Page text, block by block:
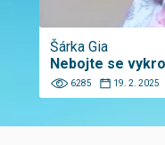
Šárka Gia
Nebojte se
6285 19. 2. 2025